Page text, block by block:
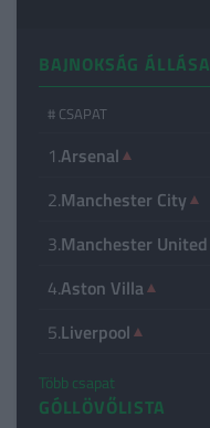
BAJNOKSÁG ÁLLÁSA
# CSAPAT
1.Arsenal▲
2.Manchester City▲
3.Manchester United
4.Aston Villa▲
5.Liverpool▲
Több csapat
GÓLLÖVŐLISTA